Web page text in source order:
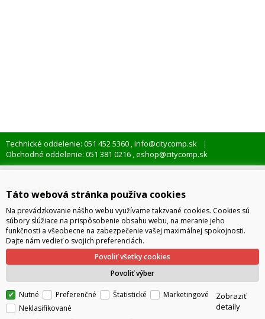
Technické oddelenie: 051 452 5360 ,info@citycomp.sk
Obchodné oddelenie: 051 381 0216 ,eshop@citycomp.sk
O spoločnosti
Kto je citycomp
Ako nakupovať
citycomp
Táto webová stránka používa cookies
Na prevádzkovanie nášho webu využívame takzvané cookies. Cookies sú
súbory slúžiace na prispôsobenie obsahu webu, na meranie jeho
funkčnosti a všeobecne na zabezpečenie vašej maximálnej spokojnosti.
Dajte nám vedieť o svojich preferenciách.
Povoliť výber
Povoliť všetky cookies
Nutné Preferenčné Štatistické
Marketingové
Neklasifikované
Zobraziť
detaily